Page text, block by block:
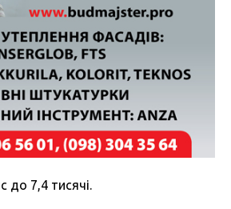
до 7,4 тисячі.